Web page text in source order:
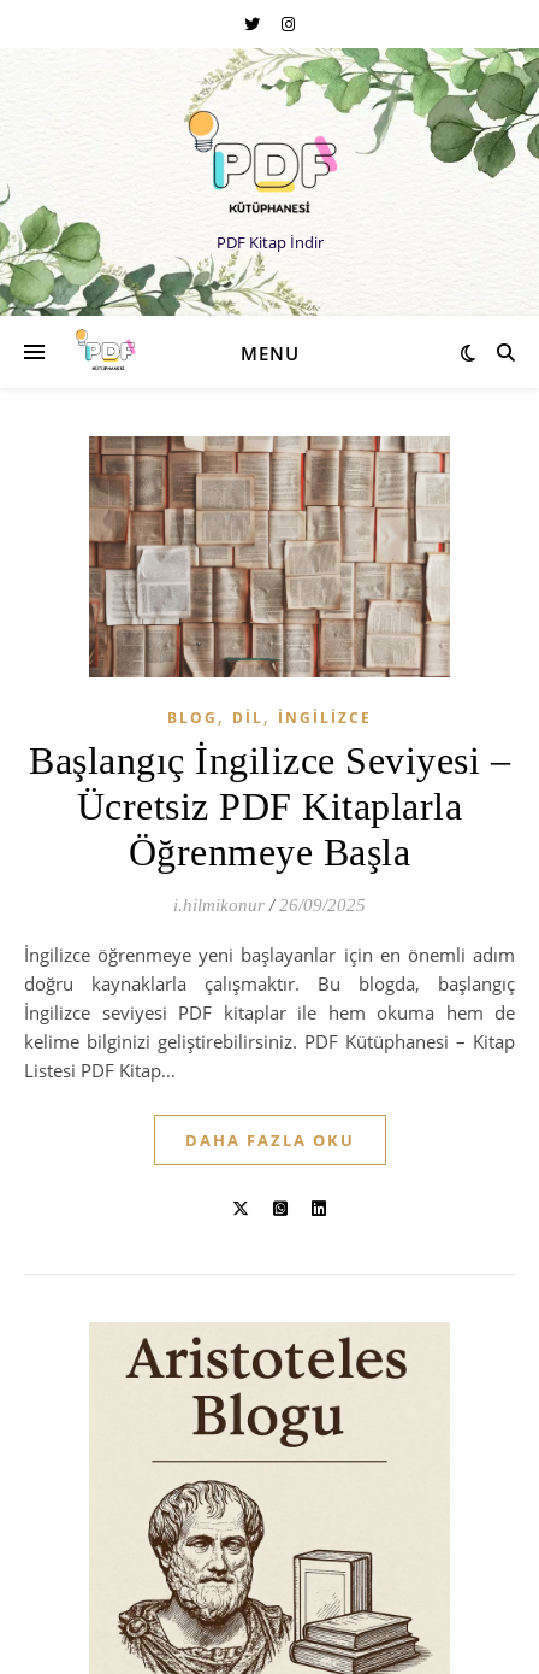
PDF Kitap İndir
MENU
BLOG , DIL, İNGILIZCE
Başlangıç İngilizce Seviyesi –
Ücretsiz PDF Kitaplarla
Öğrenmeye Başla
i.hilmikonur / 26/09/2025
İngilizce öğrenmeye yeni başlayanlar için en önemli adım
doğru kaynaklarla çalışmaktır. Bu blogda, başlangıç
İngilizce seviyesi PDF kitaplar ile hem okuma hem de
kelime bilginizi geliştirebilirsiniz. PDF Kütüphanesi – Kitap
Listesi PDF Kitap…
DAHA FAZLA OKU